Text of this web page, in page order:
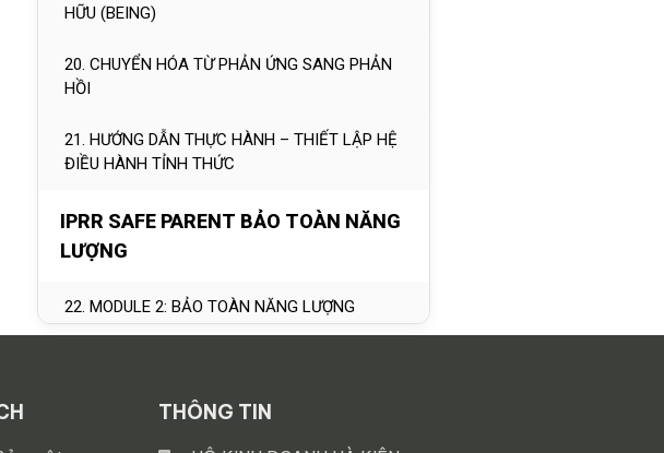
HỮU (BEING)
20. CHUYỂN HÓA TỪ PHẢN ỨNG SANG PHẢN
HỒI
21. HƯỚNG DẪN THỰC HÀNH – THIẾT LẬP HỆ
ĐIỀU HÀNH TỈNH THỨC
IPRR SAFE PARENT BẢO TOÀN NĂNG
LƯỢNG
22. MODULE 2: BẢO TOÀN NĂNG LƯỢNG
THỊNH VƯỢNGTHÔNG TIN